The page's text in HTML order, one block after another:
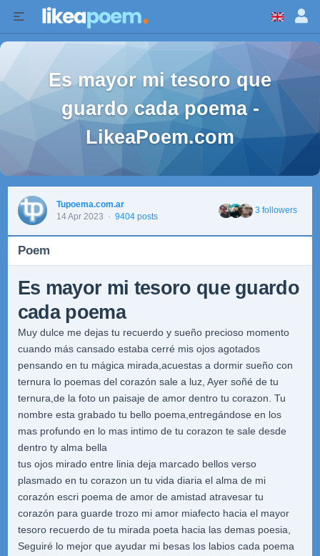
Es mayor mi tesoro que
guardo cada poema -
LikeaPoem.com
Tupoema.com.ar
14 Apr 2023 · 9404 posts
3 followers
Poem
Es mayor mi tesoro que guardo
cada poema
Muy dulce me dejas tu recuerdo y sueño precioso momento
cuando más cansado estaba cerré mis ojos agotados
pensando en tu mágica mirada,acuestas a dormir sueño con
ternura lo poemas del corazón sale a luz, Ayer soñé de tu
ternura,de la foto un paisaje de amor dentro tu corazon. Tu
nombre esta grabado tu bello poema,entregándose en los
mas profundo en lo mas intimo de tu corazon te sale desde
dentro ty alma bella
tus ojos mirado entre linia deja marcado bellos verso
plasmado en tu corazon un tu vida diaria el alma de mi
corazón escri poema de amor de amistad atravesar tu
corazón para guarde trozo mi amor miafecto hacia el mayor
tesoro recuerdo de tu mirada poeta hacia las demas poesia,
Seguiré lo mejor que ayudar mi besas los labios cada poema